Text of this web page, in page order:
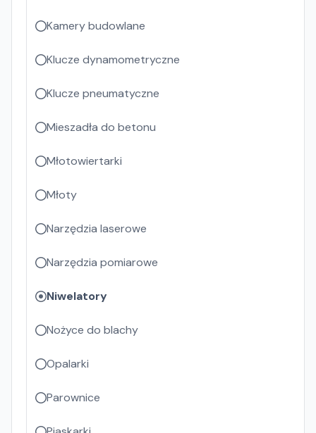
Kamery budowlane
Klucze dynamometryczne
Klucze pneumatyczne
Mieszadła do betonu
Młotowiertarki
Młoty
Narzędzia laserowe
Narzędzia pomiarowe
Niwelatory
Nożyce do blachy
Opalarki
Parownice